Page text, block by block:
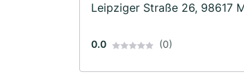
Leipziger Straße 26, 98617
0.0 (0)